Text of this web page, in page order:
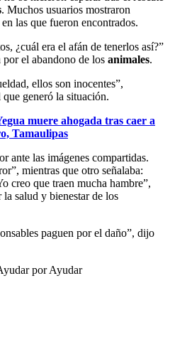
. Muchos usuarios mostraron
las que fueron encontrados.
¿cuál era el afán de tenerlos así?”
por el abandono de los animales.
ellos son inocentes”,
generó la situación.
muere ahogada tras caer a
Tamaulipas
ante las imágenes compartidas.
mientras que otro señalaba:
creo que traen mucha hambre”,
salud y bienestar de los
paguen por el daño”, dijo
por Ayudar